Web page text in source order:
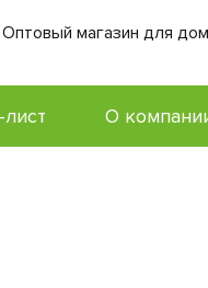
Оптовый магазин для
О